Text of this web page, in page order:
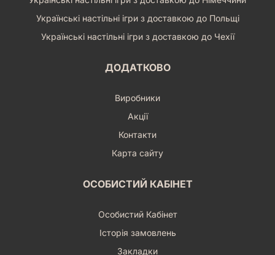
Українські настільні ігри з доставкою до Польщі
Українські настільні ігри з доставкою до Чехії
ДОДАТКОВО
Виробники
Акції
Контакти
Карта сайту
ОСОБИСТИЙ КАБІНЕТ
Особистий Кабінет
Історія замовлень
Закладки